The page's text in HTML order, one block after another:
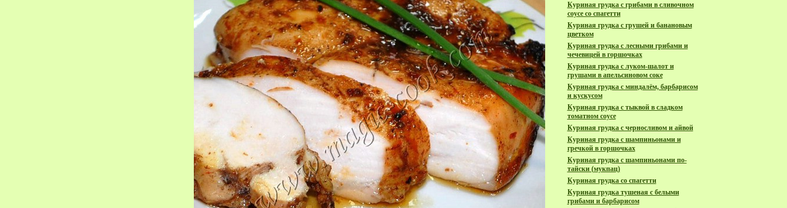
Куриная грудка с грибами в сливочном
соусе со спагетти
Куриная грудка с грушей и банановым
цветком
Куриная грудка с лесными грибами и
чечевицей в горшочках
Куриная грудка с луком-шалот и
грушами в апельсиновом соке
Куриная грудка с миндалём, барбарисом
и кускусом
Куриная грудка с тыквой в сладком
томатном соусе
Куриная грудка с черносливом и айвой
Куриная грудка с шампиньонами и
гречкой в горшочках
Куриная грудка с шампиньонами по-
тайски (мукпац)
Куриная грудка со спагетти
Куриная грудка тушеная с белыми
грибами и барбарисом